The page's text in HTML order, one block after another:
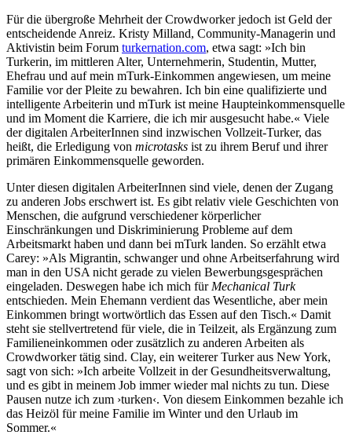
Für die übergroße Mehrheit der Crowdworker jedoch ist Geld der
entscheidende Anreiz. Kristy Milland, Community-Managerin und
Aktivistin beim Forum turkernation.com, etwa sagt: »Ich bin
Turkerin, im mittleren Alter, Unternehmerin, Studentin, Mutter,
Ehefrau und auf mein mTurk-Einkommen angewiesen, um meine
Familie vor der Pleite zu bewahren. Ich bin eine qualifizierte und
intelligente Arbeiterin und mTurk ist meine Haupteinkommensquelle
und im Moment die Karriere, die ich mir ausgesucht habe.« Viele
der digitalen ArbeiterInnen sind inzwischen Vollzeit-Turker, das
heißt, die Erledigung von microtasks ist zu ihrem Beruf und ihrer
primären Einkommensquelle geworden.
Unter diesen digitalen ArbeiterInnen sind viele, denen der Zugang
zu anderen Jobs erschwert ist. Es gibt relativ viele Geschichten von
Menschen, die aufgrund verschiedener körperlicher
Einschränkungen und Diskriminierung Probleme auf dem
Arbeitsmarkt haben und dann bei mTurk landen. So erzählt etwa
Carey: »Als Migrantin, schwanger und ohne Arbeitserfahrung wird
man in den USA nicht gerade zu vielen Bewerbungsgesprächen
eingeladen. Deswegen habe ich mich für Mechanical Turk
entschieden. Mein Ehemann verdient das Wesentliche, aber mein
Einkommen bringt wortwörtlich das Essen auf den Tisch.« Damit
steht sie stellvertretend für viele, die in Teilzeit, als Ergänzung zum
Familieneinkommen oder zusätzlich zu anderen Arbeiten als
Crowdworker tätig sind. Clay, ein weiterer Turker aus New York,
sagt von sich: »Ich arbeite Vollzeit in der Gesundheitsverwaltung,
und es gibt in meinem Job immer wieder mal nichts zu tun. Diese
Pausen nutze ich zum ›turken‹. Von diesem Einkommen bezahle ich
das Heizöl für meine Familie im Winter und den Urlaub im
Sommer.«